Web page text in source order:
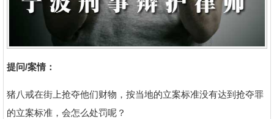
提问/案情 ：
猪八戒在街上抢夺他们财物，按当地的立案标准没有达到抢夺罪
的立案标准，会怎么处罚呢？